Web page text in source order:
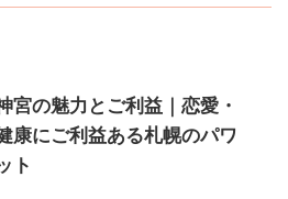
宮の魅力とご利益｜恋愛・
康にご利益ある札幌のパワ
ト